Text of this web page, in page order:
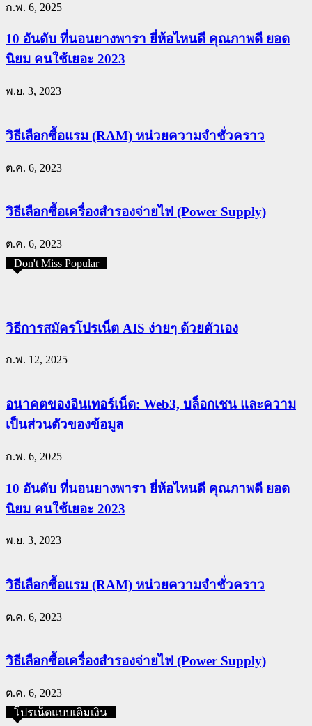
ก.พ. 6, 2025
10 อันดับ ที่นอนยางพารา ยี่ห้อไหนดี คุณภาพดี ยอด
นิยม คนใช้เยอะ 2023
พ.ย. 3, 2023
วิธีเลือกซื้อแรม (RAM) หน่วยความจำชั่วคราว
ต.ค. 6, 2023
วิธีเลือกซื้อเครื่องสำรองจ่ายไฟ (Power Supply)
ต.ค. 6, 2023
Don't Miss Popular
วิธีการสมัครโปรเน็ต AIS ง่ายๆ ด้วยตัวเอง
ก.พ. 12, 2025
อนาคตของอินเทอร์เน็ต: Web3, บล็อกเชน และความ
เป็นส่วนตัวของข้อมูล
ก.พ. 6, 2025
10 อันดับ ที่นอนยางพารา ยี่ห้อไหนดี คุณภาพดี ยอด
นิยม คนใช้เยอะ 2023
พ.ย. 3, 2023
วิธีเลือกซื้อแรม (RAM) หน่วยความจำชั่วคราว
ต.ค. 6, 2023
วิธีเลือกซื้อเครื่องสำรองจ่ายไฟ (Power Supply)
ต.ค. 6, 2023
โปรเน็ตแบบเติมเงิน